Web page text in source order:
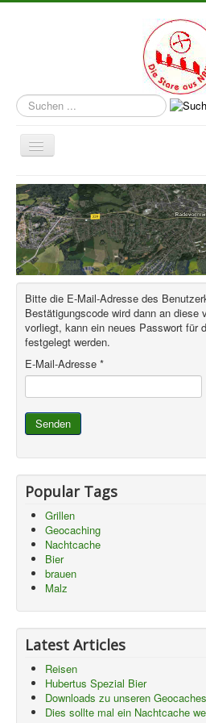
Suchen
...
Navigation
an/aus
Aktuelle Seite: Startseite
Bitte die E-Mail-Adresse des
Bestätigungscode wird dann an diese
vorliegt, kann ein neues Passwort für
festgelegt werden.
E-Mail-Adresse *
Senden
Popular Tags
Grillen
Geocaching
Nachtcache
Bier
brauen
Malz
Latest Articles
Reisen
Hubertus Spezial Bier
Downloads zu unseren Geocaches
Dies sollte mal ein Nachtcache